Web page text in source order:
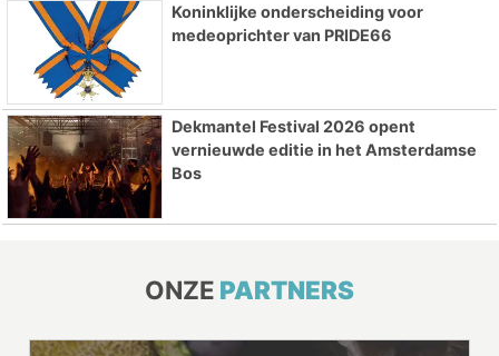
Koninklijke onderscheiding voor
medeoprichter van PRIDE66
Dekmantel Festival 2026 opent
vernieuwde editie in het Amsterdamse
Bos
ONZE PARTNERS